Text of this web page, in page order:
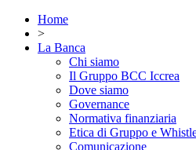
Home
>
La Banca
Chi siamo
Il Gruppo BCC Iccrea
Dove siamo
Governance
Normativa finanziaria
Etica di Gruppo e
Comunicazione